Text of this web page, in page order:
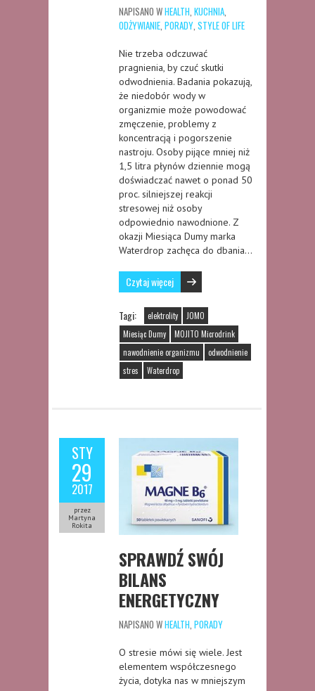
NAPISANO WHEALTH KUCHNIA
ODŻYWIANIE PORADY STYLE OF LIFE
Nie trzeba odczuwać
pragnienia, by czuć skutki
odwodnienia. Badania pokazują,
że niedobór wody w
organizmie może powodować
zmęczenie, problemy z
koncentracją i pogorszenie
nastroju. Osoby pijące mniej niż
1,5 litra płynów dziennie mogą
doświadczać nawet o ponad 50
proc. silniejszej reakcji
stresowej niż osoby
odpowiednio nawodnione. Z
okazji Miesiąca Dumy marka
Waterdrop zachęca do dbania…
Czytaj więcej
Tagi: elektrolity
JOMO
Miesiąc Dumy
MOJITO Microdrink
nawodnienie organizmu
odwodnienie
stres
Waterdrop
STY
29
2017
przez
Martyna
Rokita
SPRAWDŹ SWÓJ
BILANS
ENERGETYCZNY
NAPISANO WHEALTH PORADY
O stresie mówi się wiele. Jest
elementem współczesnego
życia, dotyka nas w mniejszym